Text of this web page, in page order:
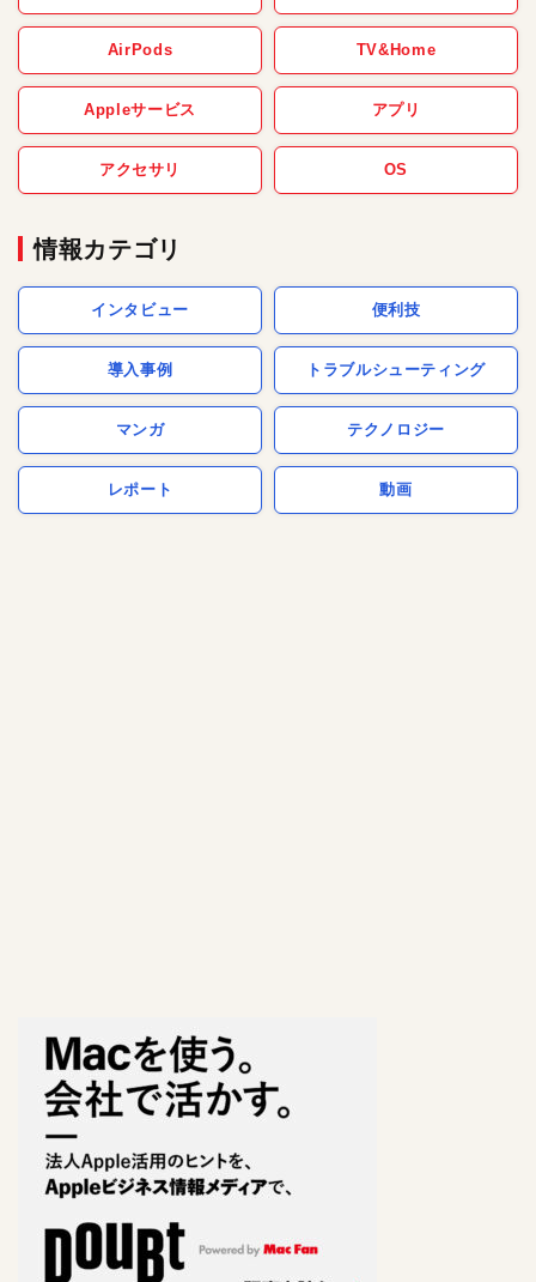
AirPods TV&Home
Appleサービス アプリ
アクセサリ OS
情報カテゴリ
インタビュー 便利技
導入事例 トラブルシューティング
マンガ テクノロジー
レポート 動画